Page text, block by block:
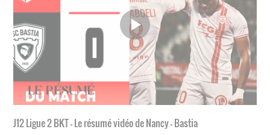
J12 Ligue 2 BKT - Le résumé vidéo de Nancy - Bastia